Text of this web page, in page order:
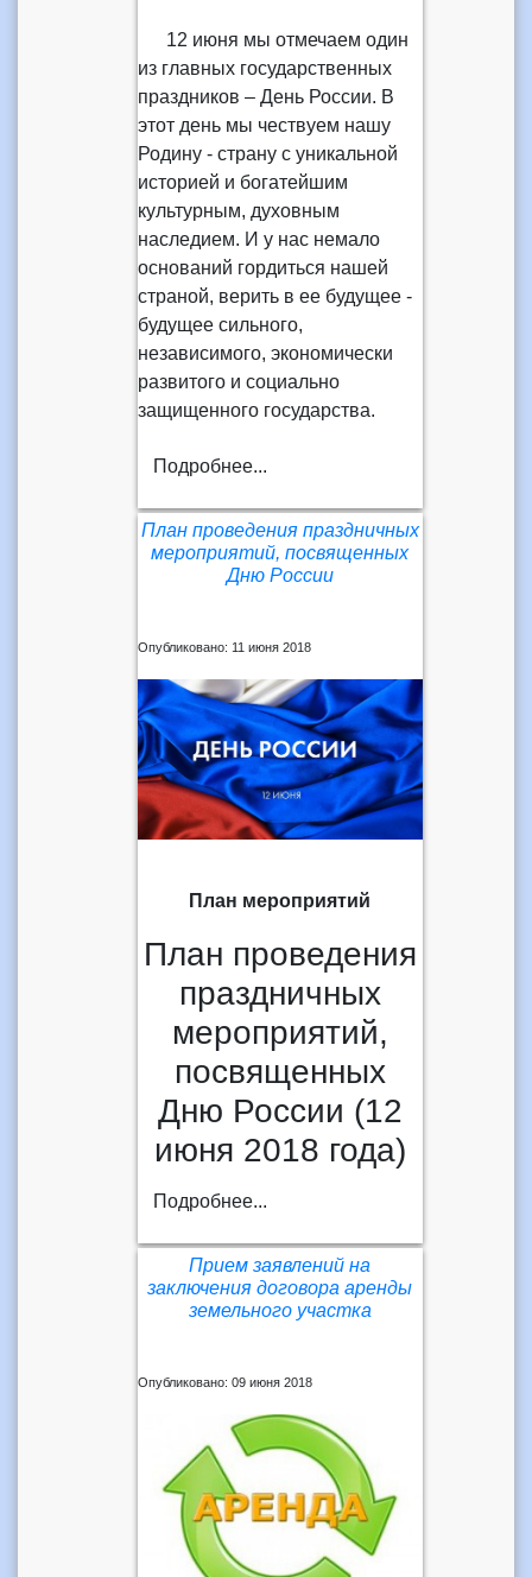
12 июня мы отмечаем один
из главных государственных
праздников – День России. В
этот день мы чествуем нашу
Родину - страну с уникальной
историей и богатейшим
культурным, духовным
наследием. И у нас немало
оснований гордиться нашей
страной, верить в ее будущее -
будущее сильного,
независимого, экономически
развитого и социально
защищенного государства.
Подробнее...
План проведения праздничных
мероприятий, посвященных
Дню России
Опубликовано: 11 июня 2018
План мероприятий
План проведения
праздничных
мероприятий,
посвященных
Дню России (12
июня 2018 года)
Подробнее...
Прием заявлений на
заключения договора аренды
земельного участка
Опубликовано: 09 июня 2018